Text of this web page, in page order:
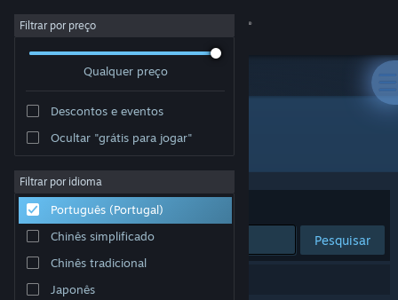
Iniciar sessão
Sobre
Apoio
Alterar idioma
Filtrar por preço
Qualquer preço
Descontos e eventos
Ocultar "grátis para jogar"
Filtrar por idioma
Português (Portugal)
Chinês simplificado
Chinês tradicional
Japonês
Developer: PurpleLamp
Ordenar por Relevância
Pesquisar